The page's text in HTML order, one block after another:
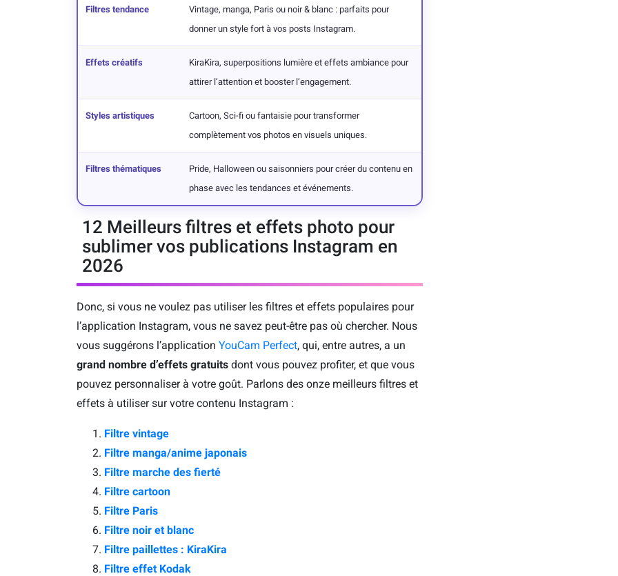
Filtres tendance
Vintage, manga, Paris ou noir & blanc : parfaits pour
donner un style fort à vos posts Instagram.
Effets créatifs
KiraKira, superpositions lumière et effets ambiance pour
attirer l’attention et booster l’engagement.
Styles artistiques
Cartoon, Sci-fi ou fantaisie pour transformer
complètement vos photos en visuels uniques.
Filtres thématiques
Pride, Halloween ou saisonniers pour créer du contenu en
phase avec les tendances et événements.
12 Meilleurs filtres et effets photo pour
sublimer vos publications Instagram en
2026
Donc, si vous ne voulez pas utiliser les filtres et effets populaires pour
l’application Instagram, vous ne savez peut-être pas où chercher. Nous
vous suggérons l’application YouCam Perfect, qui, entre autres, a un
grand nombre d’effets gratuitsdont vous pouvez profiter, et que vous
pouvez personnaliser à votre goût. Parlons des onze meilleurs filtres et
effets à utiliser sur votre contenu Instagram :
Filtre vintage
Filtre manga/anime japonais
Filtre marche des fierté
Filtre cartoon
Filtre Paris
Filtre noir et blanc
Filtre paillettes : KiraKira
Filtre effet Kodak